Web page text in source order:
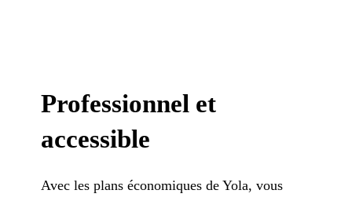
Professionnel et
accessible
Avec les plans économiques de Yola, vous